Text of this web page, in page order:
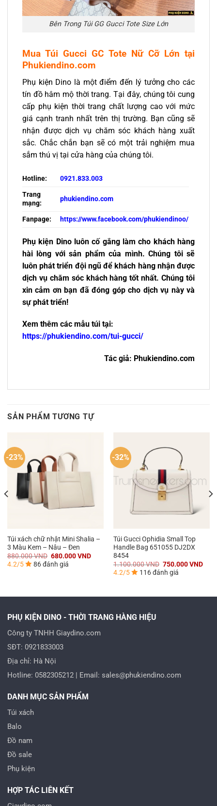
Bên Trong Túi GG Gucci Tote Size Lớn
Mua Túi Gucci GC Tote Nữ Cỡ Lớn tại
Phukiendino.com
Phụ kiện Dino là một điểm đến lý tưởng cho các
tín đồ hâm mộ thời trang. Tại đây, chúng tôi cung
cấp phụ kiện thời trang chất lượng cao với mức
giá cạnh tranh nhất trên thị trường. Bạn cũng sẽ
nhận được dịch vụ chăm sóc khách hàng xuất
sắc. Chắc chắn bạn sẽ có một trải nghiệm mua
sắm thú vị tại cửa hàng của chúng tôi.
Hotline:
0921.833.003
Trang
mạng:
phukiendino.com
Fanpage: https://www.facebook.com/phukiendinoo/
Phụ kiện Dino luôn cố gắng làm cho khách hàng
hài lòng với sản phẩm của mình. Chúng tôi sẽ
luôn phát triển đội ngũ để khách hàng nhận được
dịch vụ chăm sóc khách hàng tốt nhất. Chúng tôi
xin cảm ơn bạn đã đóng góp cho dịch vụ này và
sự phát triển!
Xem thêm các mẫu túi tại:
https://phukiendino.com/tui-gucci/
Tác giả: Phukiendino.com
SẢN PHẨM TƯƠNG TỰ
-23%
Túi xách chữ nhật Mini Shalia –
3 Màu Kem – Nâu – Đen
880.000VND Giá
gốc
là:
680.000VNDGiá
4.2/5 86 đánh giá
-32%
Túi Gucci Ophidia Small Top
Handle Bag ‎651055 DJ2DX
8454
1.100.000VND Giá
gốc
là:
750.000VNDGiá
4.2/5 116 đánh giá
PHỤ KIỆN DINO - THỜI TRANG HÀNG HIỆU
Công ty TNHH Giaydino.com
SĐT: 0921833003
Địa chỉ: Hà Nội
Hotline: 0582305212 | Email: sales@phukiendino.com
DANH MỤC SẢN PHẨM
Túi xách
Balo
Đồ nam
Đồ sale
Phụ kiện
HỢP TÁC LIÊN KẾT